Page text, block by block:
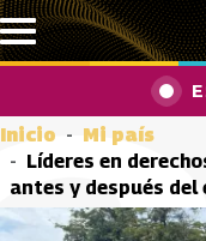
Pasar al contenido
Inicio
Mi país
Líderes en
antes y después